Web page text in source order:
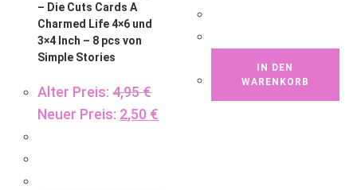
– Die Cuts Cards A
Charmed Life 4×6 und
3×4 Inch – 8 pcs von
Simple Stories
Alter Preis: 4,95€
Neuer Preis: 2,50 €
IN DEN
WARENKORB